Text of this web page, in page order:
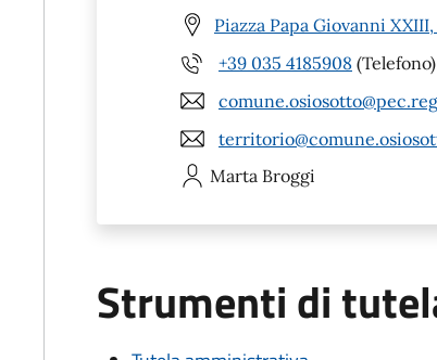
Piazza Papa Giovanni
+39 035 4185908 (Telefono)
Marta Broggi
Strumenti di